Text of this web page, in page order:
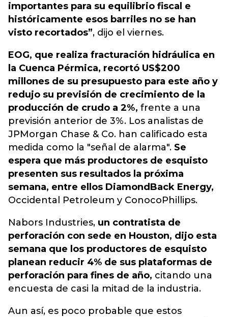
importantes para su equilibrio fiscal e
históricamente esos barriles no se han
visto recortados”, dijo el viernes.
EOG, que realiza fracturación hidráulica en
la Cuenca Pérmica, recortó US$200
millones de su presupuesto para este año y
redujo su previsión de crecimiento de la
producción de crudo a 2%, frente a una
previsión anterior de 3%. Los analistas de
JPMorgan Chase & Co. han calificado esta
medida como la "señal de alarma". Se
espera que más productores de esquisto
presenten sus resultados la próxima
semana, entre ellos DiamondBack Energy,
Occidental Petroleum y ConocoPhillips.
Nabors Industries, un contratista de
perforación con sede en Houston, dijo esta
semana que los productores de esquisto
planean reducir 4% de sus plataformas de
perforación para fines de año, citando una
encuesta de casi la mitad de la industria.
Aun así, es poco probable que estos